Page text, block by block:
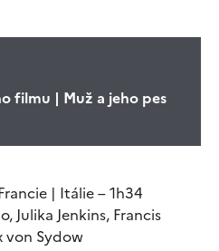
filmu | Muž a jeho pes
| Itálie – 1h34
Julika Jenkins, Francis
von Sydow